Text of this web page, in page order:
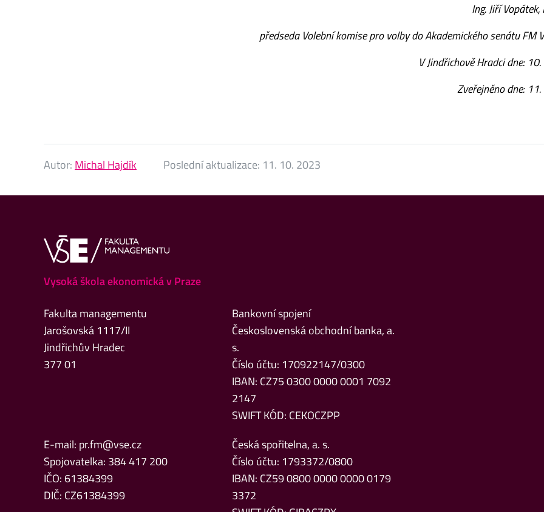
Ing. Jiří Vopátek,
předseda Volební komise pro volby do Akademického senátu FM
V Jindřichově Hradci dne:
Zveřejněno dne:
Autor: Michal Hajdík Poslední aktualizace: 11. 10. 2023
Vysoká škola ekonomická v Praze
Fakulta managementu
Jarošovská 1117/II
Jindřichův Hradec
377 01
Bankovní spojení
Československá obchodní banka, a.
s.
Číslo účtu: 170922147/0300
IBAN: CZ75 0300 0000 0001 7092
2147
SWIFT KÓD: CEKOCZPP
E-mail: pr.fm@vse.cz
Spojovatelka: 384 417 200
IČO: 61384399
DIČ: CZ61384399
Česká spořitelna, a. s.
Číslo účtu: 1793372/0800
IBAN: CZ59 0800 0000 0000 0179
3372